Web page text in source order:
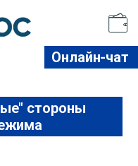
Онлайн-чат
стороны